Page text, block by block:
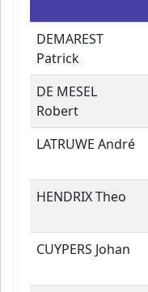
DEMAREST
Patrick
DE MESEL
Robert
LATRUWE André
HENDRIX Theo
CUYPERS Johan